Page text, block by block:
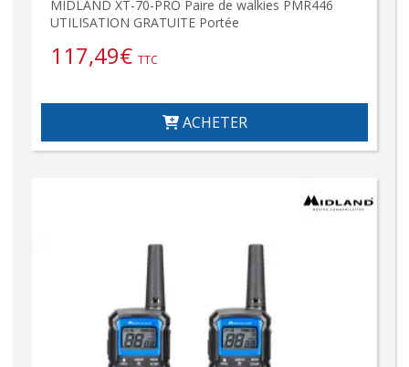
MIDLAND XT-70-PRO Paire de walkies PMR446
UTILISATION GRATUITE Portée
117,49€ TTC
ACHETER